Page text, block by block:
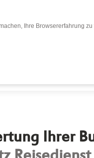
Ihre Browsererfahrung
Ihrer